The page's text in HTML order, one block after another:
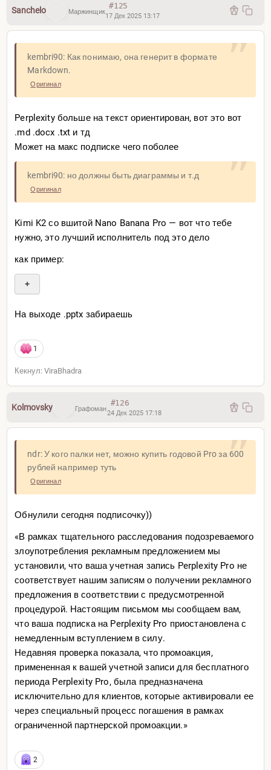
Sanchelo Маржинщик
#125
17 Дек 2025 13:17
kembri90: Как понимаю, она генерит в формате
Markdown.
Оригинал
Perplexity больше на текст ориентирован, вот это вот
.md .docx .txt и тд
Может на макс подписке чего поболее
kembri90: но должны быть диаграммы и т.д
Оригинал
Kimi K2 со вшитой Nano Banana Pro — вот что тебе
нужно, это лучший исполнитель под это дело
как пример:
+
На выходе .pptx забираешь
1
Кекнул: ViraBhadra
Kolmovsky Графоман
#126
24 Дек 2025 17:18
ndr: У кого палки нет, можно купить годовой Pro за 600
рублей например туть
Оригинал
Обнулили сегодня подписочку))
«В рамках тщательного расследования подозреваемого
злоупотребления рекламным предложением мы
установили, что ваша учетная запись Perplexity Pro не
соответствует нашим записям о получении рекламного
предложения в соответствии с предусмотренной
процедурой. Настоящим письмом мы сообщаем вам,
что ваша подписка на Perplexity Pro приостановлена с
немедленным вступлением в силу.
Недавняя проверка показала, что промоакция,
примененная к вашей учетной записи для бесплатного
периода Perplexity Pro, была предназначена
исключительно для клиентов, которые активировали ее
через специальный процесс погашения в рамках
ограниченной партнерской промоакции.»
2